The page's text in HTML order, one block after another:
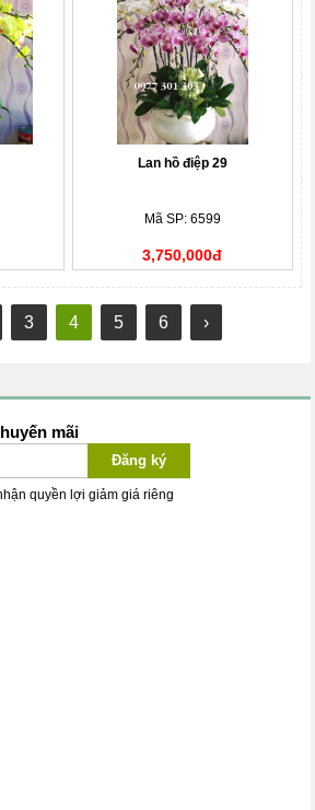
Lan hồ điệp 29
Mã SP: 6599
3,750,000đ
3 4 5 6 ›
mãi
Đăng ký
quyền lợi giảm giá riêng